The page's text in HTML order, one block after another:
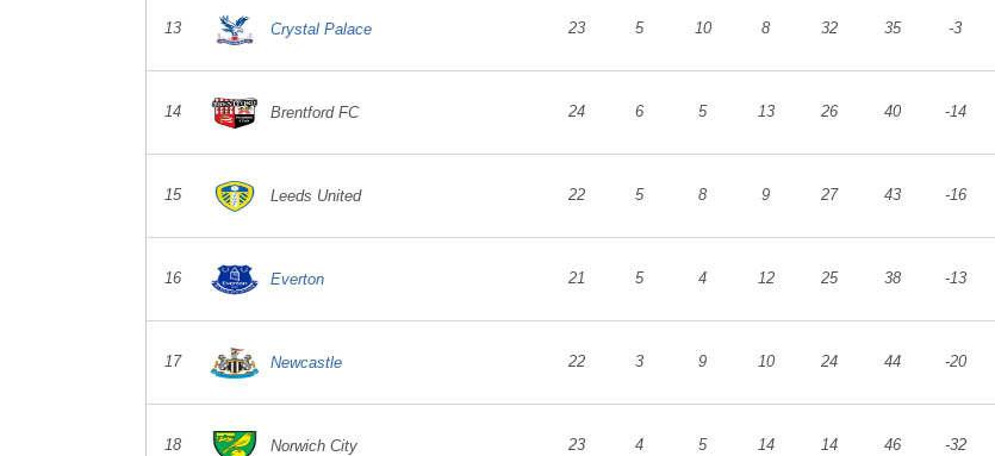
13 Crystal Palace 23 5 10 8 32 35 -3
14 Brentford FC 24 6 5 13 26 40 -14
15 Leeds United 22 5 8 9 27 43 -16
16 Everton 21 5 4 12 25 38 -13
17 Newcastle 22 3 9 10 24 44 -20
18 Norwich City 23 4 5 14 14 46 -32